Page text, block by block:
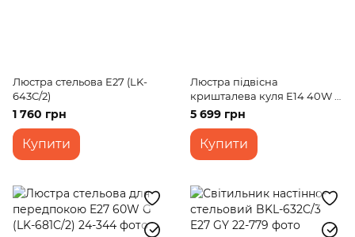
Люстра стельова E27 (LK-
643C/2)
1 760 грн
Купити
Люстра підвісна
кришталева куля E14 40W G
(BR-01386S/3)
5 699 грн
Купити